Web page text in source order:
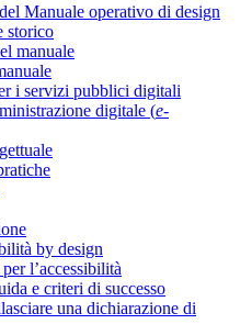
Manuale operativo di design
storico
manuale
i servizi pubblici digitali
digitale (e-
by design
l’accessibilità
e criteri di successo
una dichiarazione di